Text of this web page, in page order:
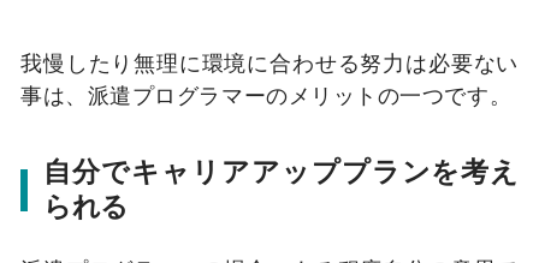
我慢したり無理に環境に合わせる努力は必要ない
事は、派遣プログラマーのメリットの一つです。
自分でキャリアアッププランを考え
られる